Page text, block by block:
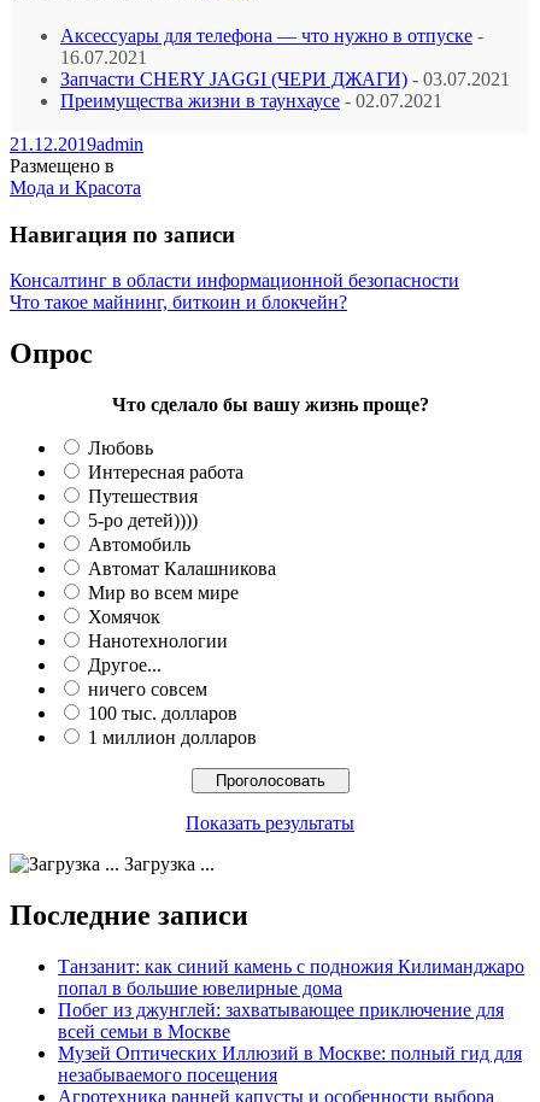
Аксессуары для телефона — что нужно в отпуске -
16.07.2021
Запчасти CHERY JAGGI (ЧЕРИ ДЖАГИ) - 03.07.2021
Преимущества жизни в таунхаусе - 02.07.2021
21.12.2019admin
Размещено в
Мода и Красота
Навигация по записи
Консалтинг в области информационной безопасности
Что такое майнинг, биткоин и блокчейн?
Опрос
Что сделало бы вашу жизнь проще?
Любовь
Интересная работа
Путешествия
5-ро детей))))
Автомобиль
Автомат Калашникова
Мир во всем мире
Хомячок
Нанотехнологии
Другое...
ничего совсем
100 тыс. долларов
1 миллион долларов
Показать результаты
Загрузка ...
Последние записи
Танзанит: как синий камень с подножия Килиманджаро
попал в большие ювелирные дома
Побег из джунглей: захватывающее приключение для
всей семьи в Москве
Музей Оптических Иллюзий в Москве: полный гид для
незабываемого посещения
Агротехника ранней капусты и особенности выбора